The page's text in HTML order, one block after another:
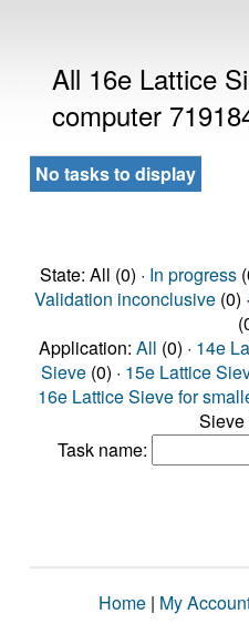
All 16e Lattice
computer
No tasks to display
State: All (0) · In progress
Validation inconclusive(0) ·
Application: All (0) · 14e
Sieve (0) · 15e Lattice
16e Lattice Sieve for
Sieve
Task name:
Home | My